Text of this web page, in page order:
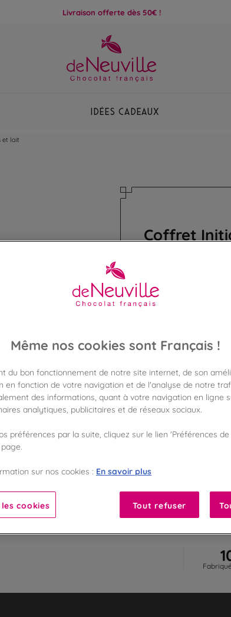
Livraison offerte dès 50€ !
Idées Cadeaux
et lait
Coffret
Assortiment de
22,90 €
Poids 160g
Disponible
Vérifier la
Frais de port
Même nos cookies sont Français !
du bon fonctionnement de notre site internet, de son
en fonction de votre navigation et de l'analyse de notre
des informations, quant à votre navigation en ligne
analytiques, publicitaires et de réseaux sociaux.
préférences par la suite, cliquez sur le lien 'Préférences
sur nos cookies : En savoir plus
cookies Tout refuser